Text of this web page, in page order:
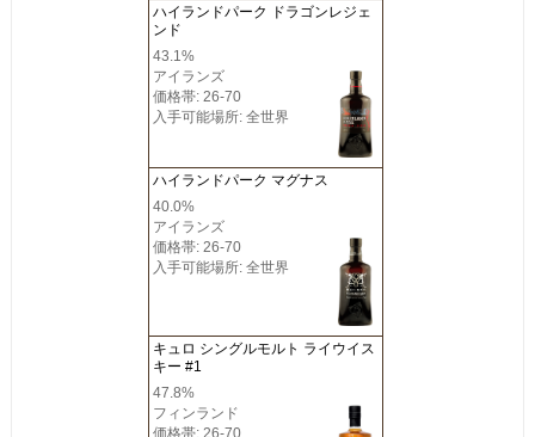
ハイランドパーク ドラゴンレジェ
ンド
43.1%
アイランズ
価格帯: 26-70
入手可能場所: 全世界
ハイランドパーク マグナス
40.0%
アイランズ
価格帯: 26-70
入手可能場所: 全世界
キュロ シングルモルト ライウイス
キー #1
47.8%
フィンランド
価格帯: 26-70